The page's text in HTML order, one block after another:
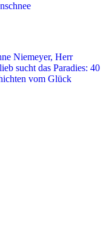
Niemeyer, Herr
sucht das Paradies: 40
vom Glück